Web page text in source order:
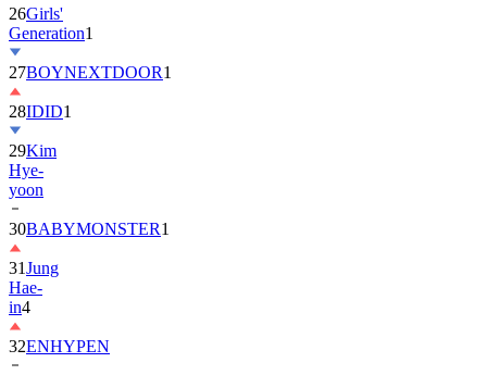
26Girls'
Generation1
27BOYNEXTDOOR1
28IDID1
29Kim
Hye-
yoon
30BABYMONSTER1
31Jung
Hae-
in4
32ENHYPEN